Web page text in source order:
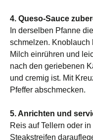
4. Queso-Sauce
In derselben Pfanne
schmelzen. Knoblauch
Milch einrühren und
nach den geriebenen
und cremig ist. Mit
Pfeffer abschmecken.
5. Anrichten und
Reis auf Tellern oder
Steakstreifen